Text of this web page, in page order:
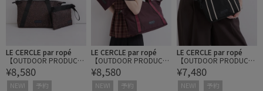
LE CERCLE par ropé
【OUTDOOR PRODUCT
S】ボートシェイプトー
トバッグ（ポーチ付き）
¥8,580
NEW! 予約
LE CERCLE par ropé
【OUTDOOR PRODUCT
S】ボートシェイプトー
トバッグ（ポーチ付き）
¥8,580
NEW! 予約
LE CERCLE par ropé
【OUTDOOR PRODUCT
S】ボートシェイプミニ
バッグ
¥7,480
NEW! 予約